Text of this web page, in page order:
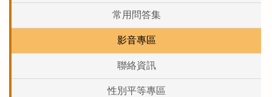
常用問答集
影音專區
聯絡資訊
性別平等專區